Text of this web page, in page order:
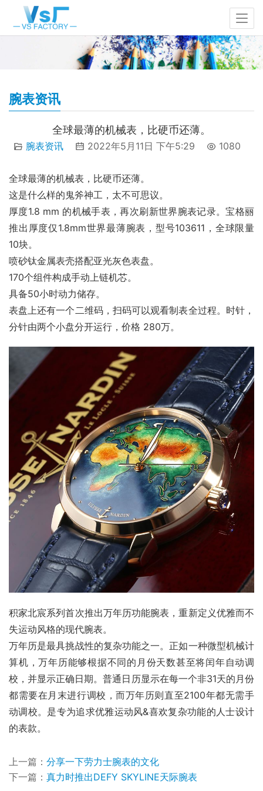
腕表资讯
全球最薄的机械表，比硬币还薄。
腕表资讯 2022年5月11日 下午5:29 1080
全球最薄的机械表，比硬币还薄。
这是什么样的鬼斧神工，太不可思议。
厚度1.8 mm 的机械手表，再次刷新世界腕表记录。宝格丽
推出厚度仅1.8mm世界最薄腕表，型号103611，全球限量
10块。
喷砂钛金属表壳搭配亚光灰色表盘。
170个组件构成手动上链机芯。
具备50小时动力储存。
表盘上还有一个二维码，扫码可以观看制表全过程。时针，
分针由两个小盘分开运行，价格 280万。
积家北宸系列首次推出万年历功能腕表，重新定义优雅而不
失运动风格的现代腕表。
万年历是最具挑战性的复杂功能之一。正如一种微型机械计
算机，万年历能够根据不同的月份天数甚至将闰年自动调
校，并显示正确日期。普通日历显示在每一个非31天的月份
都需要在月末进行调校，而万年历则直至2100年都无需手
动调校。是专为追求优雅运动风&喜欢复杂功能的人士设计
的表款。
上一篇： 分享一下劳力士腕表的文化
下一篇： 真力时推出DEFY SKYLINE天际腕表